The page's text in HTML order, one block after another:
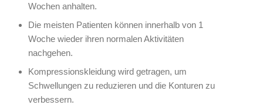
Wochen anhalten.
Die meisten Patienten können innerhalb von 1
Woche wieder ihren normalen Aktivitäten
nachgehen.
Kompressionskleidung wird getragen, um
Schwellungen zu reduzieren und die Konturen zu
verbessern.